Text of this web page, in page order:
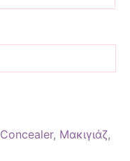
Concealer, Μακιγιάζ,